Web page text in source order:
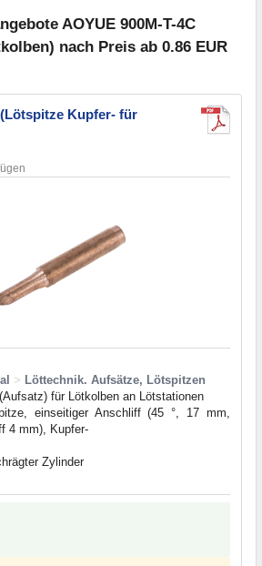
AOYUE 900M-T-4C
nach Preis ab 0.86 EUR
Kupfer- für
> Löttechnik. Aufsätze, Lötspitzen
für Lötkolben an Lötstationen
einseitiger Anschliff (45 °, 17 mm,
4 mm), Kupfer-
Zylinder